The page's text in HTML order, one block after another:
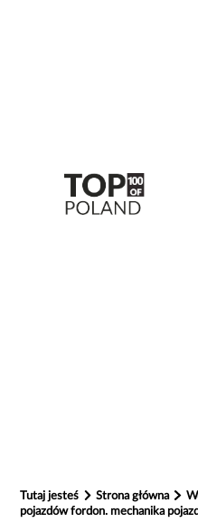
Tutaj jesteś Strona główna
pojazdów fordon. mechanika